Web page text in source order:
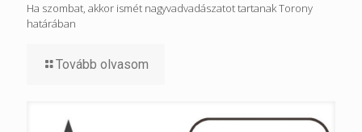
Ha szombat, akkor ismét nagyvadvadászatot tartanak Torony
határában
Tovább olvasom